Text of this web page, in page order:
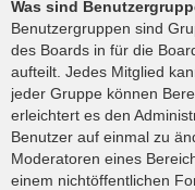
Was sind
Benutzergruppen sind
des Boards in für die
aufteilt. Jedes Mitglied
jeder Gruppe können
erleichtert es den
Benutzer auf einmal zu
Moderatoren eines
einem nichtöffentlichen